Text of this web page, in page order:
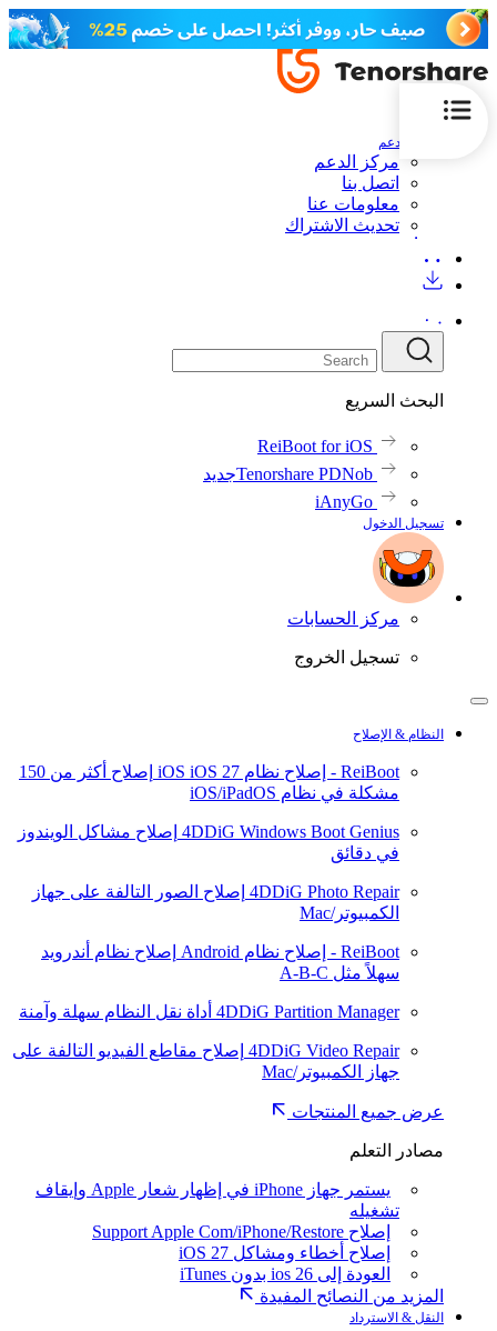
الدعم
مركز الدعم
اتصل بنا
معلومات عنا
تحديث الاشتراك
البحث السريع
ReiBoot for iOS
Tenorshare PDNobجديد
iAnyGo
تسجيل الدخول
مركز الحسابات
تسجيل الخروج
النظام & الإصلاح
ReiBoot - إصلاح نظام iOS iOS 27
إصلاح أكثر من 150
مشكلة في نظام iOS/iPadOS
4DDiG Windows Boot Genius إصلاح مشاكل الويندوز
في دقائق
4DDiG Photo Repair إصلاح الصور التالفة على جهاز
الكمبيوتر/Mac
ReiBoot - إصلاح نظام Android
إصلاح نظام أندرويد
سهلاً مثل A-B-C
4DDiG Partition Manager أداة نقل النظام سهلة وآمنة
4DDiG Video Repair إصلاح مقاطع الفيديو التالفة على
جهاز الكمبيوتر/Mac
عرض جميع المنتجات
مصادر التعلم
يستمر جهاز iPhone في إظهار شعار Apple وإيقاف
تشغيله
إصلاح Support Apple Com/iPhone/Restore
إصلاح أخطاء ومشاكل iOS 27
العودة إلى ios 26 بدون iTunes
المزيد من النصائح المفيدة
النقل & الاسترداد